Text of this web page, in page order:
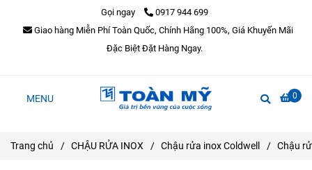
Gọi ngay
0917 944 699
Giao hàng Miễn Phí Toàn Quốc, Chính Hãng 100%, Giá Khuyến Mãi
Đặc Biệt Đặt Hàng Ngay.
0
MENU
Trang chủ / CHẬU RỬA INOX / Chậu rửa inox Coldwell / Chậu